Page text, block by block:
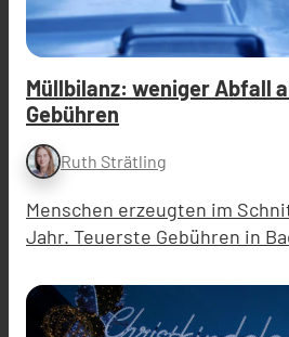
Müllbilanz: weniger Abfall
Gebühren
Ruth Strätling
Menschen erzeugten im
Jahr. Teuerste Gebühren in